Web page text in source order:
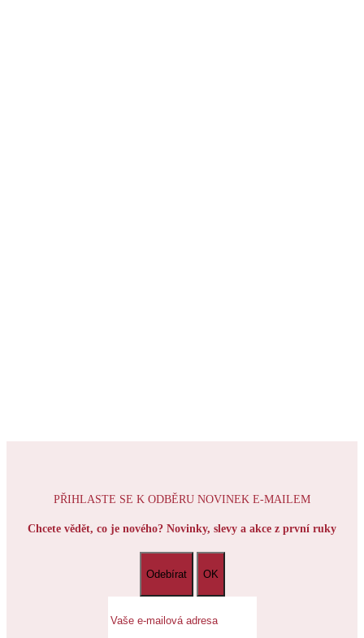
PŘIHLASTE SE K ODBĚRU NOVINEK E-MAILEM
Chcete vědět, co je nového? Novinky, slevy a akce z první ruky